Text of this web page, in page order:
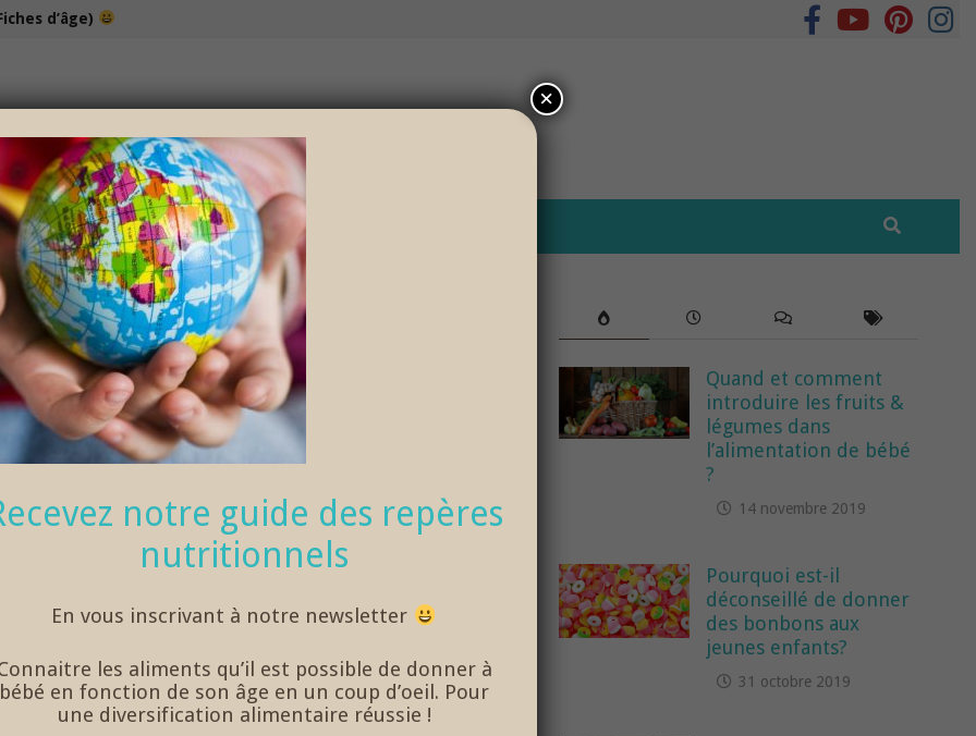
d’âge)
100% bio et de saison… et cela change tout !
NOS DÉLICIEUX PETITS POTS
Quand et comment
introduire les fruits &
légumes dans
l’alimentation de bébé
?
14 novembre 2019
Pourquoi est-il
déconseillé de donner
des bonbons aux
jeunes enfants?
31 octobre 2019
notre guide des repères
nutritionnels
En vous inscrivant à notre newsletter
les aliments qu’il est possible de donner à
bébé en fonction de son âge en un coup d’oeil. Pour
une diversification alimentaire réussie !
×